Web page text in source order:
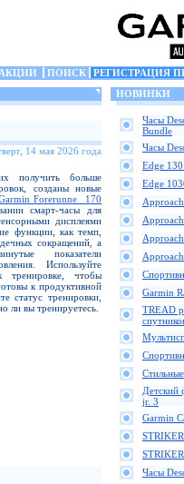
АКЦИИ ПОИСК РЕГИСТРАЦИЯ
14 мая 2026 года
получить больше
созданы новые
Forerunne 170
смарт-часы для
дисплеями
функции, как темп,
сокращений, а
показатели
Используйте
тренировке, чтобы
к продуктивной
статус тренировки,
ли вы тренируетесь.
НОВИНКИ
Часы
Bundle
Часы
Edge
Edge
Garmin
TREAD
Детский
jr. 3
Garmin
Часы